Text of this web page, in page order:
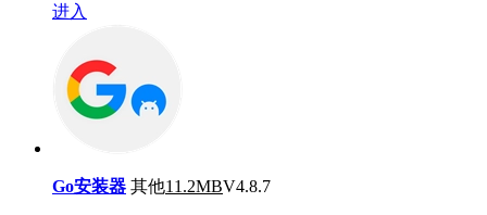
进入
Go安装器 其他11.2MBV4.8.7